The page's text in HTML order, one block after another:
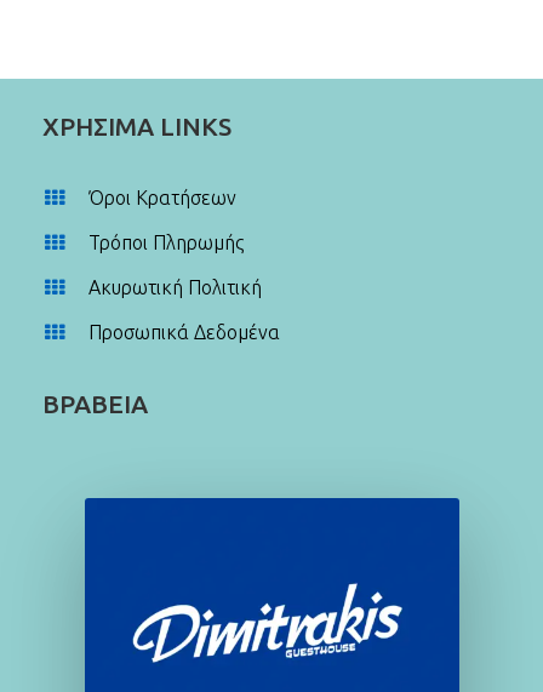
ΧΡΗΣΙΜΑ LINKS
Όροι Κρατήσεων
Τρόποι Πληρωμής
Ακυρωτική Πολιτική
Προσωπικά Δεδομένα
ΒΡΑΒΕΙΑ